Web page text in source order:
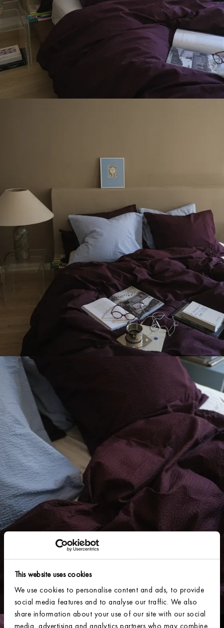
This website uses cookies
We use cookies to personalise content and ads, to provide
social media features and to analyse our traffic. We also
share information about your use of our site with our social
media, advertising and analytics partners who may combine